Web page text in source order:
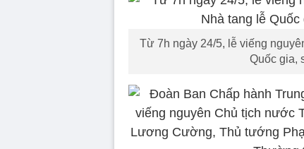
Từ 7h ngày 24/5, lễ viếng
Quốc gia,